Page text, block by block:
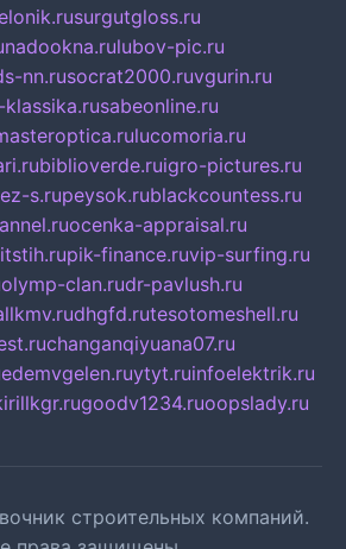
surgutgloss.ru
nadookna.rulubov-pic.ru
nn.rusocrat2000.ruvgurin.ru
sabeonline.ru
lucomoria.ru
biblioverde.ruigro-pictures.ru
s.rupeysok.rublackcountess.ru
ocenka-appraisal.ru
pik-finance.ruvip-surfing.ru
olymp-clan.rudr-pavlush.ru
dhgfd.rutesotomeshell.ru
changanqiyuana07.ru
edemvgelen.ruytyt.ruinfoelektrik.ru
goodv1234.ruoopslady.ru
строительных компаний.